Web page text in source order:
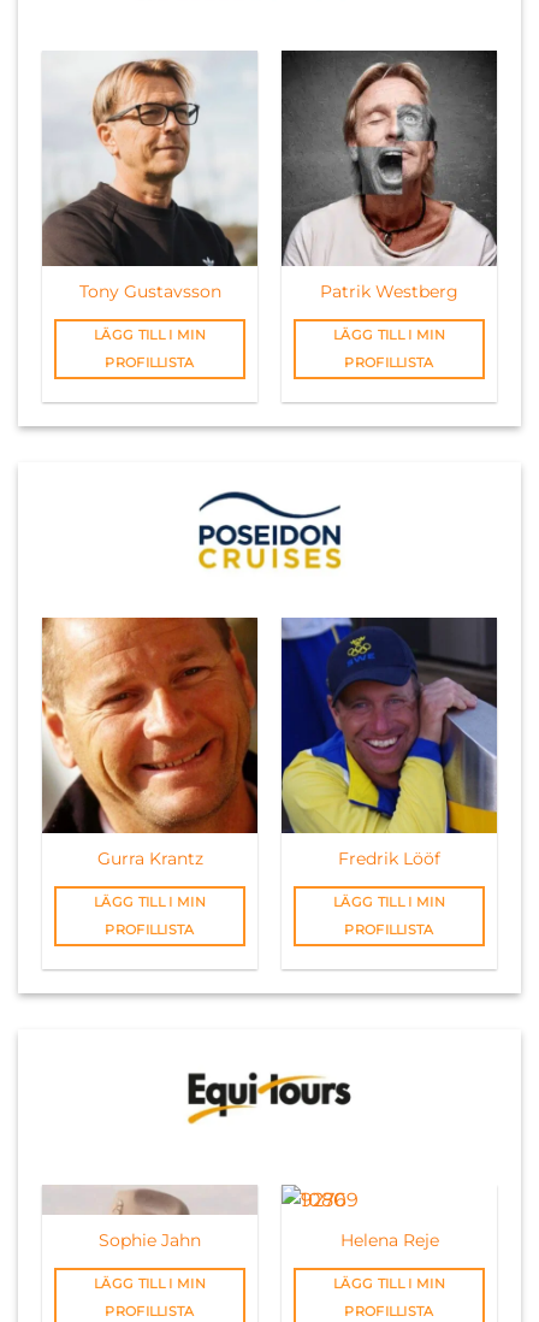
Tony Gustavsson
LÄGG TILL I MIN
PROFILLISTA
Patrik Westberg
LÄGG TILL I MIN
PROFILLISTA
Gurra Krantz
LÄGG TILL I MIN
PROFILLISTA
Fredrik Lööf
LÄGG TILL I MIN
PROFILLISTA
Sophie Jahn
LÄGG TILL I MIN
PROFILLISTA
Helena Reje
LÄGG TILL I MIN
PROFILLISTA